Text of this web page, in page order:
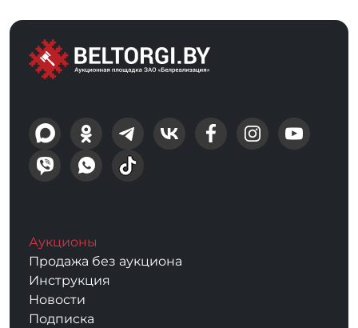
Аукционы
Продажа без аукциона
Инструкция
Новости
Подписка